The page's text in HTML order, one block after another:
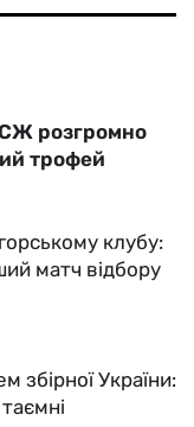
розгромно
трофей
клубу:
матч відбору
збірної України: